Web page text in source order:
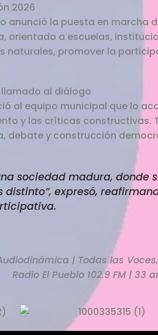
2026
anunció la puesta en marcha
orientado a escuelas,
naturales, promover la
al diálogo
al equipo municipal que lo
y las críticas constructivas.
debate y construcción
sociedad madura,
distinto”, expresó,
| Todas las
Radio El Pueblo 102.9 FM | 33